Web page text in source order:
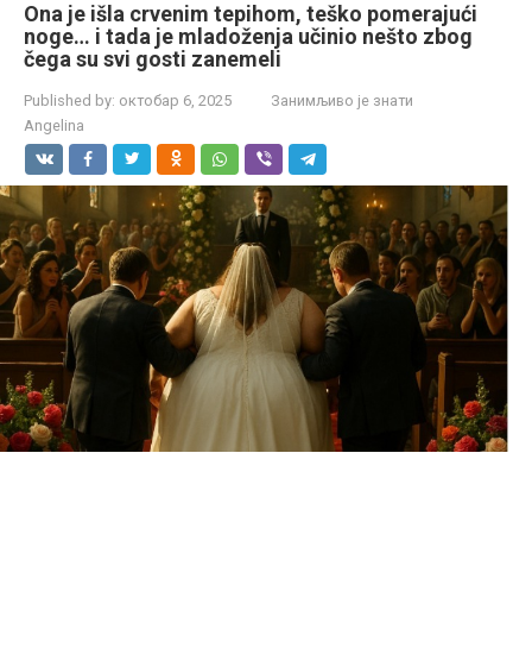
Ona je išla crvenim tepihom, teško pomerajući
noge… i tada je mladoženja učinio nešto zbog
čega su svi gosti zanemeli
Published by: октобар 6, 2025
Занимљиво је знати
Angelina